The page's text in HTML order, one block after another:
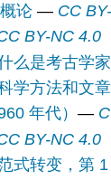
论 — CC
BY-NC 4.0
么是考古学家
学方法和文
年代）—
BY-NC 4.0
式转变，第